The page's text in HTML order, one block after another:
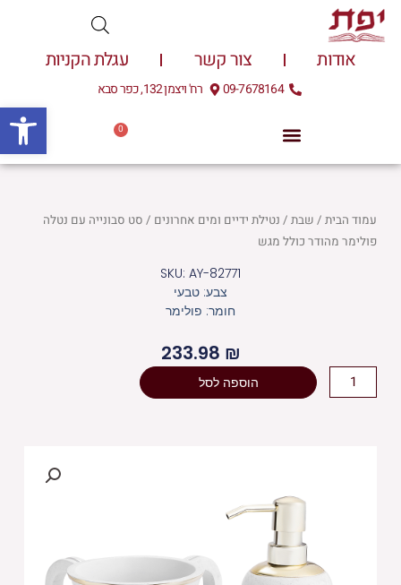
דילוג
לתוכן
אודות צור קשר עגלת הקניות
09-7678164 רח' ויצמן 132, כפר סבא
0
עגלת
עמוד הבית/ שבת/ נטילת ידיים ומים אחרונים / סט סבונייה עם נטלה
פולימר מהודר כולל מגש
SKU: AY-82771
צבע: טבעי
חומר: פולימר
233.98 ₪
כמות
של
הוספה לסל